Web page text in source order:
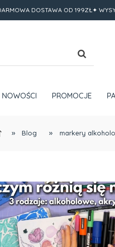
DOSTAWA OD 199ZŁ✦
NOWOŚCI PROMOCJE
» Blog » markery